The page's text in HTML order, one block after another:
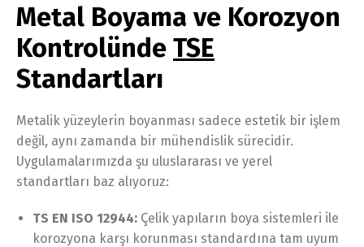
Metal Boyama ve Korozyon
Kontrolünde TSE
Standartları
Metalik yüzeylerin boyanması sadece estetik bir işlem
değil, aynı zamanda bir mühendislik sürecidir.
Uygulamalarımızda şu uluslararası ve yerel
standartları baz alıyoruz:
TS EN ISO 12944: Çelik yapıların boya sistemleri ile
korozyona karşı korunması standardına tam uyum